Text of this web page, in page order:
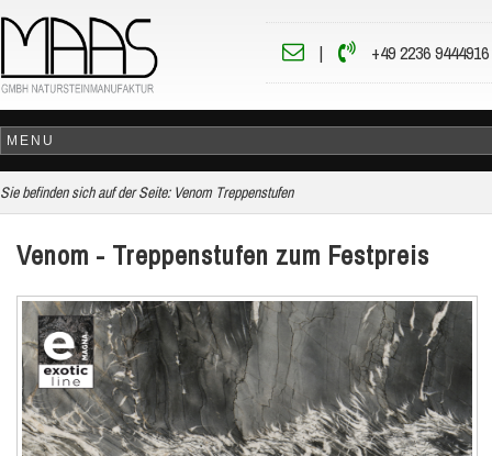
| +49 2236 9444916
Sie befinden sich auf der Seite: Venom Treppenstufen
Venom - Treppenstufen zum Festpreis